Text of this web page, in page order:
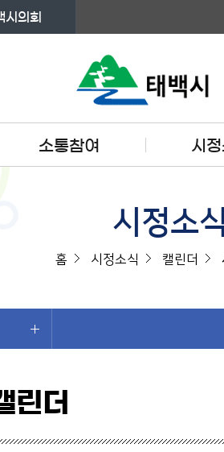
시의회
소통참여 시
시정소식
홈 시정소식 캘린더
린더